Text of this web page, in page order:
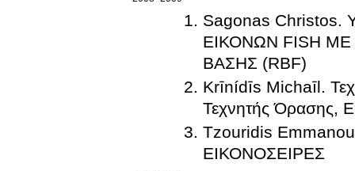
Sagonas
ΕΙΚΟΝΩΝ FISH
ΒΑΣΗΣ (RBF)
Krīnídīs Michaīl.
Τεχνητής Όρασης,
Tzouridis
ΕΙΚΟΝΟΣΕΙΡΕΣ